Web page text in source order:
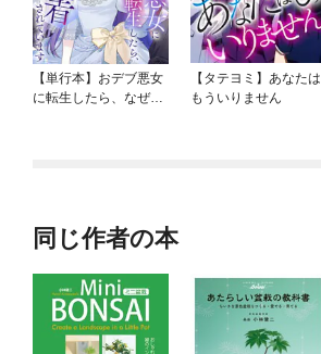
【単行本】おデブ悪女
に転生したら、なぜか
【タテヨミ】あなたは
もういりません
同じ作者の本